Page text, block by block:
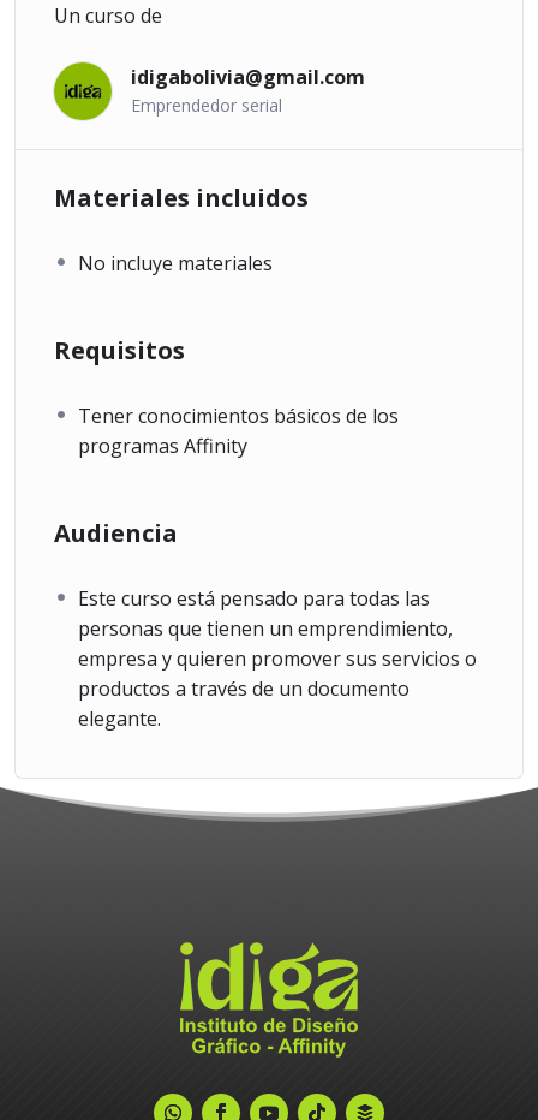
Un curso de
idigabolivia@gmail.com
Emprendedor serial
Materiales incluidos
No incluye materiales
Requisitos
Tener conocimientos básicos de los
programas Affinity
Audiencia
Este curso está pensado para todas las
personas que tienen un emprendimiento,
empresa y quieren promover sus servicios o
productos a través de un documento
elegante.